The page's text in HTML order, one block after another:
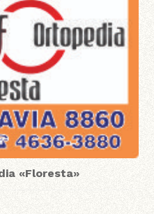
«Floresta»